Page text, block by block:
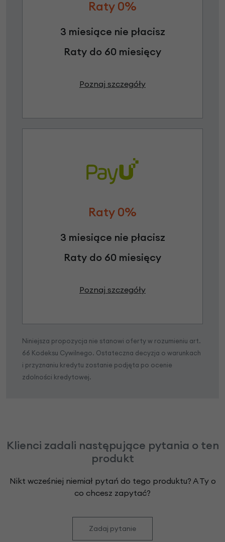
Raty 0%
3 miesiące nie płacisz
Raty do 60 miesięcy
Poznaj szczegóły
Raty 0%
3 miesiące nie płacisz
Raty do 60 miesięcy
Poznaj szczegóły
Niniejsza propozycja nie stanowi oferty w rozumieniu art.
66 Kodeksu Cywilnego. Ostateczna decyzja o warunkach
i przyznaniu kredytu zostanie podjęta po ocenie
zdolności kredytowej.
Klienci zadali następujące pytania o ten
produkt
Nikt wcześniej niemiał pytań do tego produktu? A Ty o
co chcesz zapytać?
Zadaj pytanie